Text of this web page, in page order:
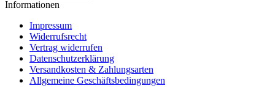
Informationen
Impressum
Widerrufsrecht
Vertrag widerrufen
Datenschutzerklärung
Versandkosten & Zahlungsarten
Allgemeine Geschäftsbedingungen